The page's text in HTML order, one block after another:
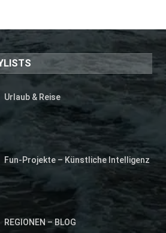
Urlaub & Reise
Fun-Projekte – Künstliche Intelligenz
REGIONEN – BLOG